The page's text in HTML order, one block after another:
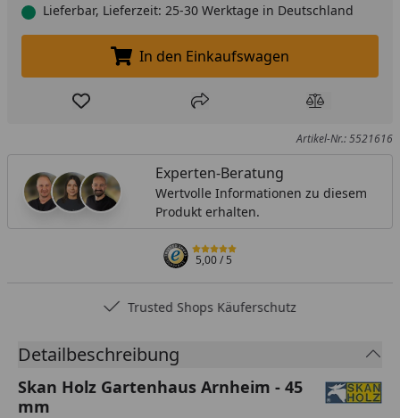
Lieferbar, Lieferzeit: 25-30 Werktage in Deutschland
In den Einkaufswagen legen
In den Einkaufswagen
Produkt zur Wunschliste hinzufügen
Teilen Produkt
Artikel-Nr.: 5521616
Experten-Beratung
Wertvolle Informationen zu diesem
Produkt erhalten.
5,00/ 5
Trusted Shops Käuferschutz
Detailbeschreibung
Skan Holz Gartenhaus Arnheim - 45
mm